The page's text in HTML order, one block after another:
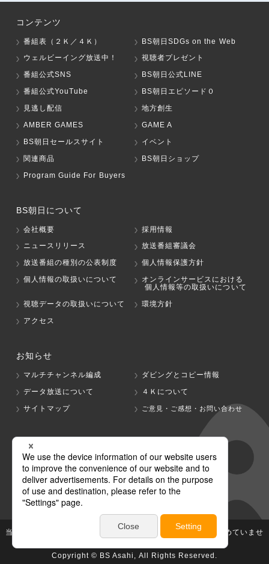
コンテンツ
番組表（２Ｋ／４Ｋ）
BS朝日SDGs on the Web
ウェルビーイング放送中！
視聴者プレゼント
番組公式SNS
BS朝日公式LINE
番組公式YouTube
BS朝日エピソード０
見逃し配信
地方創生
AMBER GAMES
GAME A
BS朝日セールスサイト
イベント
関連商品
BS朝日ショップ
Program Guide For Buyers
BS朝日について
会社概要
採用情報
ニュースリリース
放送番組審議会
放送番組の種別の公表制度
個人情報保護方針
個人情報の取扱いについて
オンラインサービスにおける
個人情報等の取扱いについて
視聴データの取扱いについて
環境方針
アクセス
お知らせ
マルチチャンネル編成
ダビングとコピー情報
データ放送について
４Ｋについて
サイトマップ
ご意見・ご感想・お問い合わせ
グループ会社
テレビ朝日 テレ朝チャンネル
当社が著作権、著作隣接権を有する放送番組等の無断利用は認めていませ
ん。
Copyright © BS Asahi, All Rights Reserved.